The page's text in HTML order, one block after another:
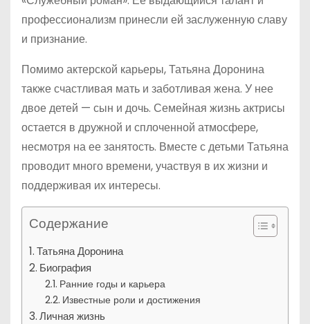
профессионализм принесли ей заслуженную славу
и признание.
Помимо актерской карьеры, Татьяна Доронина
также счастливая мать и заботливая жена. У нее
двое детей — сын и дочь. Семейная жизнь актрисы
остается в дружной и сплоченной атмосфере,
несмотря на ее занятость. Вместе с детьми Татьяна
проводит много времени, участвуя в их жизни и
поддерживая их интересы.
Содержание
Татьяна Доронина
Биография
Ранние годы и карьера
Известные роли и достижения
Личная жизнь